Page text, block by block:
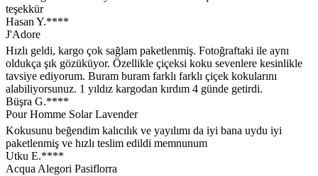
teşekkür
Hasan Y.****
J'Adore
Hızlı geldi, kargo çok sağlam paketlenmiş. Fotoğraftaki ile aynı
oldukça şık gözüküyor. Özellikle çiçeksi koku sevenlere kesinlikle
tavsiye ediyorum. Buram buram farklı farklı çiçek kokularını
alabiliyorsunuz. 1 yıldız kargodan kırdım 4 günde getirdi.
Büşra G.****
Pour Homme Solar Lavender
Kokusunu beğendim kalıcılık ve yayılımı da iyi bana uydu iyi
paketlenmiş ve hızlı teslim edildi memnunum
Utku E.****
Acqua Alegori Pasiflorra